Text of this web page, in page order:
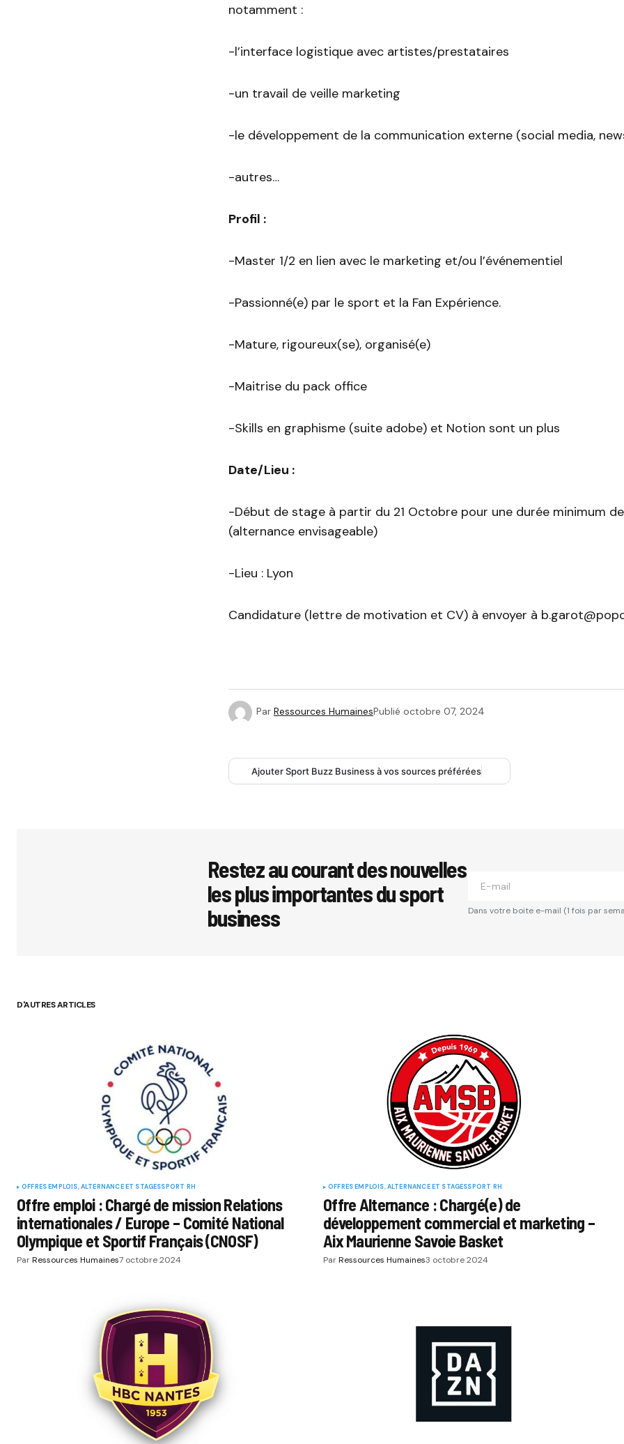
notamment :
-l’interface logistique avec artistes/prestataires
-un travail de veille marketing
-le développement de la communication externe (social media,
-autres…
Profil :
-Master 1/2 en lien avec le marketing et/ou l’événementiel
-Passionné(e) par le sport et la Fan Expérience.
-Mature, rigoureux(se), organisé(e)
-Maitrise du pack office
-Skills en graphisme (suite adobe) et Notion sont un plus
Date/Lieu :
-Début de stage à partir du 21 Octobre pour une durée minimum
(alternance envisageable)
-Lieu : Lyon
Candidature (lettre de motivation et CV) à envoyer à
Par Ressources HumainesPublié octobre 07, 2024
Ajouter Sport Buzz Business à vos sources préférées
Restez au courant des nouvelles
les plus importantes du sport
business
Dans votre boite e-mail (1 fois par
D'AUTRES ARTICLES
OFFRES EMPLOIS, ALTERNANCE ET STAGESSPORT RH
Offre emploi : Chargé de mission Relations
internationales / Europe – Comité National
Olympique et Sportif Français (CNOSF)
ParRessources Humaines7 octobre 2024
OFFRES EMPLOIS, ALTERNANCE ET STAGESSPORT RH
Offre Alternance : Chargé(e) de
développement commercial et marketing –
Aix Maurienne Savoie Basket
ParRessources Humaines3 octobre 2024